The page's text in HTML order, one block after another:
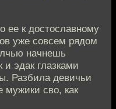
ее к достославному
уже совсем рядом
начнешь
эдак глазками
Разбила девичьи
мужики сво, как